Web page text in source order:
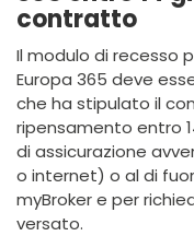
contratto
Il modulo di recesso
Europa 365 deve
che ha stipulato il
ripensamento entro
di assicurazione
o internet) o al di
myBroker e per
versato.